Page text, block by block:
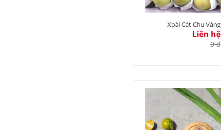
Xoài Cát Chu Vàng
Liên hệ
0 đ